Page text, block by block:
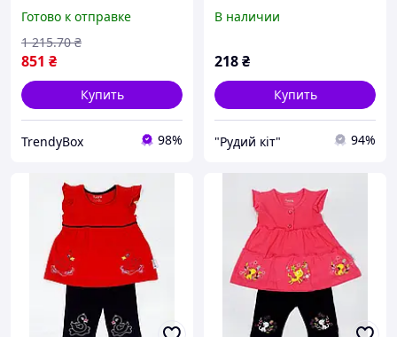
детская домашняя
одежда комплект для сна
девочке box2
Готово к отправке
851 ₴
1 215.70 ₴
Купить
TrendyBox 98%
бриджи/трессы Размеры
/74/80 см 12/18 м /80/86
В наличии
218₴
Купить
"Рудий кіт" 94%